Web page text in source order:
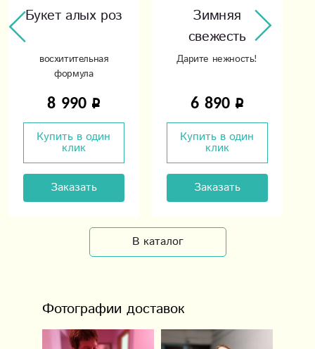
Букет алых роз
восхитительная
формула
8 990
Купить в один
клик
Заказать
Зимняя
свежесть
Дарите нежность!
6 890
Купить в один
клик
Заказать
В каталог
Фотографии доставок